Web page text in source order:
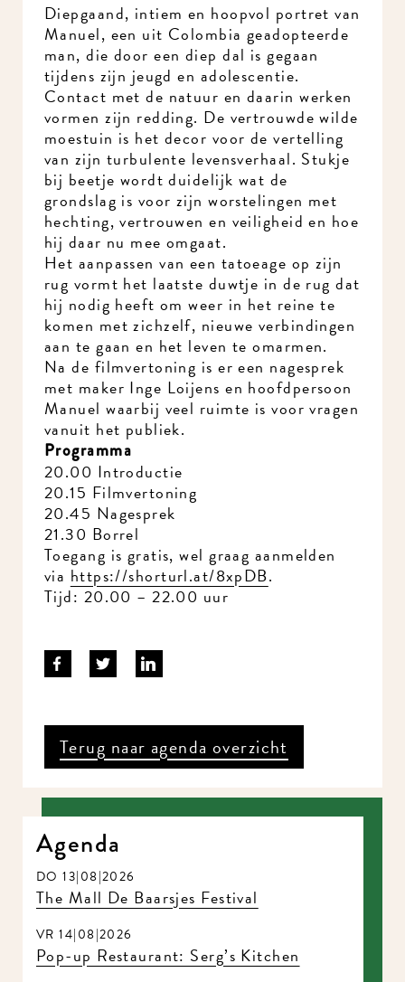
Diepgaand, intiem en hoopvol portret van
Manuel, een uit Colombia geadopteerde
man, die door een diep dal is gegaan
tijdens zijn jeugd en adolescentie.
Contact met de natuur en daarin werken
vormen zijn redding. De vertrouwde wilde
moestuin is het decor voor de vertelling
van zijn turbulente levensverhaal. Stukje
bij beetje wordt duidelijk wat de
grondslag is voor zijn worstelingen met
hechting, vertrouwen en veiligheid en hoe
hij daar nu mee omgaat.
Het aanpassen van een tatoeage op zijn
rug vormt het laatste duwtje in de rug dat
hij nodig heeft om weer in het reine te
komen met zichzelf, nieuwe verbindingen
aan te gaan en het leven te omarmen.
Na de filmvertoning is er een nagesprek
met maker Inge Loijens en hoofdpersoon
Manuel waarbij veel ruimte is voor vragen
vanuit het publiek.
Programma
20.00 Introductie
20.15 Filmvertoning
20.45 Nagesprek
21.30 Borrel
Toegang is gratis, wel graag aanmelden
via https://shorturl.at/8xpDB.
Tijd: 20.00 – 22.00 uur
Terug naar agenda overzicht
Agenda
DO 13|08|2026
The Mall De Baarsjes Festival
VR 14|08|2026
Pop-up Restaurant: Serg’s Kitchen